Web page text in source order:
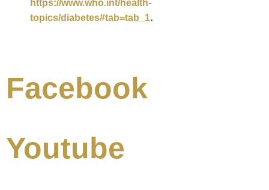
https://www.who.int/health-
topics/diabetes#tab=tab_1.
Facebook
Youtube